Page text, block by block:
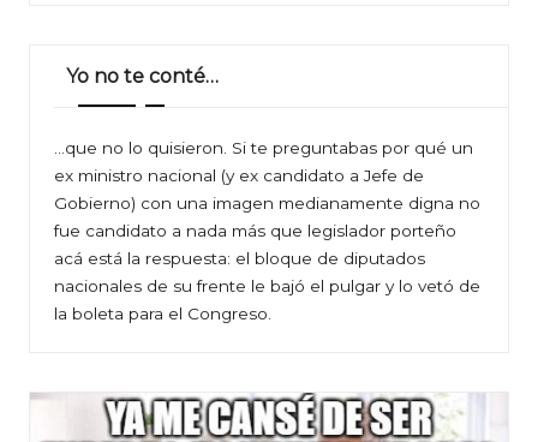
Yo no te conté…
…que no lo quisieron. Si te preguntabas por qué un
ex ministro nacional (y ex candidato a Jefe de
Gobierno) con una imagen medianamente digna no
fue candidato a nada más que legislador porteño
acá está la respuesta: el bloque de diputados
nacionales de su frente le bajó el pulgar y lo vetó de
la boleta para el Congreso.